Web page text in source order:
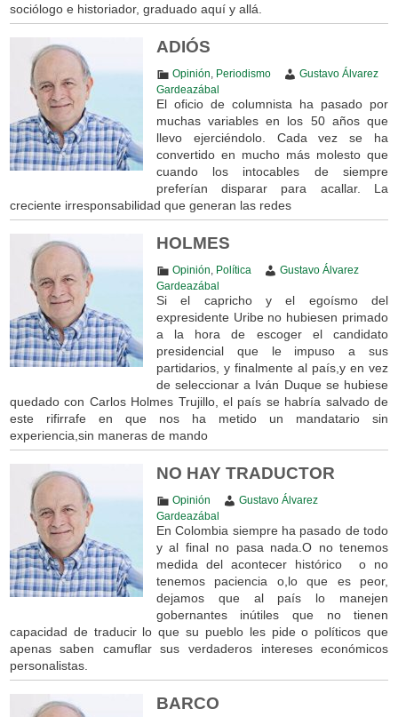
sociólogo e historiador, graduado aquí y allá.
ADIÓS
Opinión Periodismo
Gustavo Álvarez
Gardeazábal
El oficio de columnista ha pasado por
muchas variables en los 50 años que
llevo ejerciéndolo. Cada vez se ha
convertido en mucho más molesto que
cuando los intocables de siempre
preferían disparar para acallar. La
creciente irresponsabilidad que generan las redes
HOLMES
Opinión Política
Gustavo Álvarez
Gardeazábal
Si el capricho y el egoísmo del
expresidente Uribe no hubiesen primado
a la hora de escoger el candidato
presidencial que le impuso a sus
partidarios, y finalmente al país,y en vez
de seleccionar a Iván Duque se hubiese
quedado con Carlos Holmes Trujillo, el país se habría salvado de
este rifirrafe en que nos ha metido un mandatario sin
experiencia,sin maneras de mando
NO HAY TRADUCTOR
Opinión
Gustavo Álvarez
Gardeazábal
En Colombia siempre ha pasado de todo
y al final no pasa nada.O no tenemos
medida del acontecer histórico o no
tenemos paciencia o,lo que es peor,
dejamos que al país lo manejen
gobernantes inútiles que no tienen
capacidad de traducir lo que su pueblo les pide o políticos que
apenas saben camuflar sus verdaderos intereses económicos
personalistas.
BARCO